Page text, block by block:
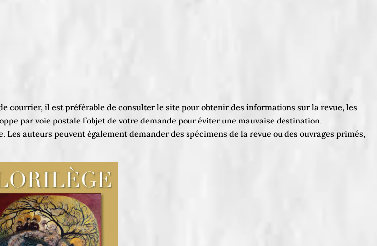
courrier, il est préférable de consulter le site pour obtenir des informations sur la revue, les
par voie postale l’objet de votre demande pour éviter une mauvaise destination.
auteurs peuvent également demander des spécimens de la revue ou des ouvrages primés,